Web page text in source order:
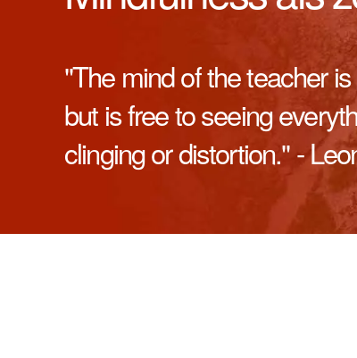
"The mind of the teacher
but is free to seeing
clinging or distortion." -